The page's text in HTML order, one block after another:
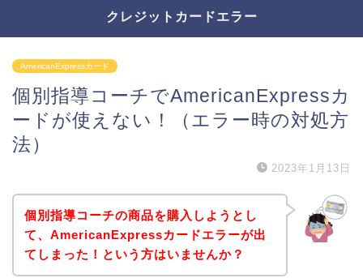
クレジットカードエラー
AmericanExpressカード
個別指導コーチでAmericanExpressカ
ードが使えない！（エラー時の対処方
法）
2023年1月13日
個別指導コーチの商品を購入しようとし
て、AmericanExpressカードエラーが出
てしまった！という方はいませんか？